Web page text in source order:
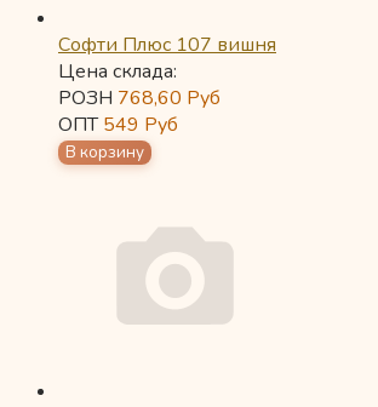
Софти Плюс 107 вишня
Цена склада:
РОЗН 768,60 Руб
ОПТ549 Руб